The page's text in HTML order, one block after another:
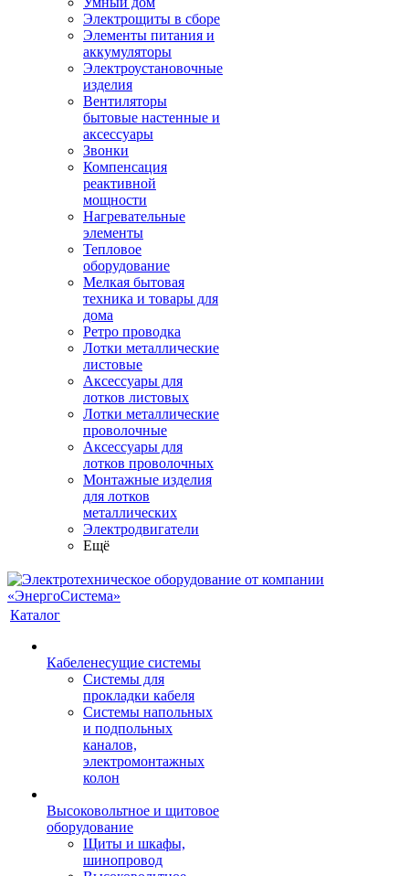
Электрощиты в сборе
Элементы питания и
аккумуляторы
Электроустановочные
изделия
Вентиляторы
бытовые настенные и
аксессуары
Звонки
Компенсация
реактивной
мощности
Нагревательные
элементы
Тепловое
оборудование
Мелкая бытовая
техника и товары для
дома
Ретро проводка
Лотки металлические
листовые
Аксессуары для
лотков листовых
Лотки металлические
проволочные
Аксессуары для
лотков проволочных
Монтажные изделия
для лотков
металлических
Электродвигатели
Ещё
Каталог
Кабеленесущие системы
Системы для
прокладки кабеля
Системы напольных
и подпольных
каналов,
электромонтажных
колон
Высоковольтное и щитовое
оборудование
Щиты и шкафы,
шинопровод